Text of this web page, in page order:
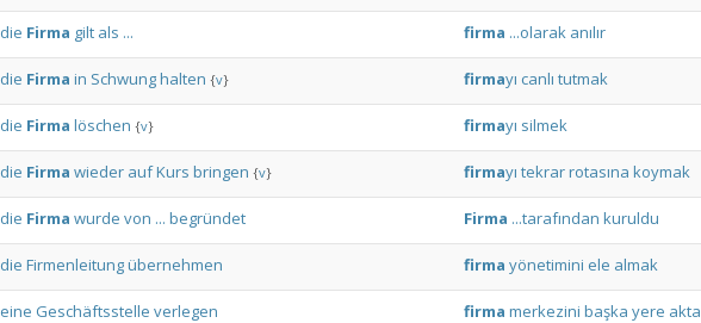
die Firma gilt als ... firma ...olarak anılır
die Firma in Schwunghalten {v} firmayı canlı tutmak
die Firma löschen {v} firmayı silmek
die Firma wieder aufKurs bringen {v} firmayı tekrarrotasına koymak
die Firma wurde von ... begründet Firma ...tarafından kuruldu
die Firmenleitungübernehmen firma yönetimini ele almak
eine Geschäftsstelle verlegen firma merkezini başka yere